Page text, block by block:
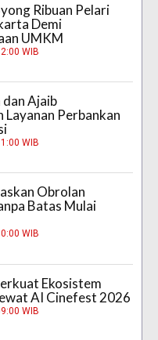
Ribuan Pelari
Demi
UMKM
WIB
Ajaib
Layanan Perbankan
WIB
Obrolan
Batas Mulai
WIB
Ekosistem
AI Cinefest 2026
WIB